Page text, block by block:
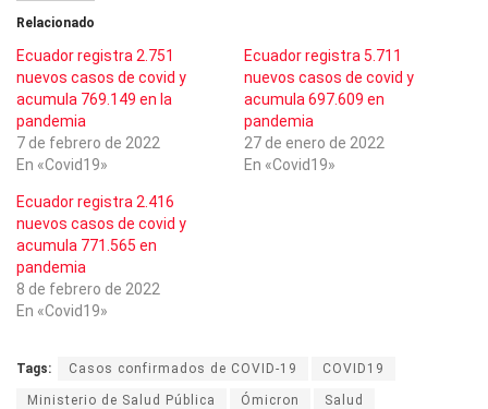
Relacionado
Ecuador registra 2.751
nuevos casos de covid y
acumula 769.149 en la
pandemia
7 de febrero de 2022
En «Covid19»
Ecuador registra 5.711
nuevos casos de covid y
acumula 697.609 en
pandemia
27 de enero de 2022
En «Covid19»
Ecuador registra 2.416
nuevos casos de covid y
acumula 771.565 en
pandemia
8 de febrero de 2022
En «Covid19»
Tags: Casos confirmados de COVID-19 COVID19
Ministerio de Salud Pública Ómicron Salud